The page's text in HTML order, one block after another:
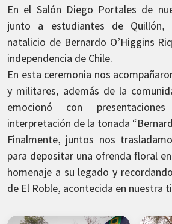
En el Salón Diego Portales de
junto a estudiantes de Quillón,
natalicio de Bernardo O’Higgins
independencia de Chile.
En esta ceremonia nos
y militares, además de la
emocionó con
interpretación de la tonada
Finalmente, juntos nos
para depositar una ofrenda floral
homenaje a su legado y
de El Roble, acontecida en nuestra